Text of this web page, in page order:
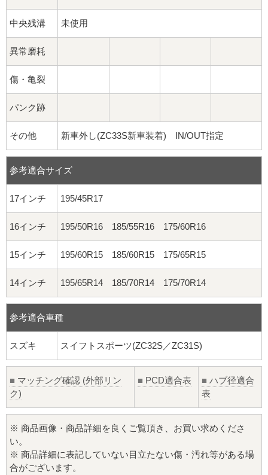
中央残溝 未使用
異常磨耗
傷・亀裂
パンク跡
その他 新車外し(ZC33S新車装着) IN/OUT指定
参考適合サイズ
17インチ 195/45R17
16インチ 195/50R16 185/55R16 175/60R16
15インチ 195/60R15 185/60R15 175/65R15
14インチ 195/65R14 185/70R14 175/70R14
参考適合車種
スズキ スイフトスポーツ(ZC32S／ZC31S)
■ マッチング確認 (外部リン
ク)
■ PCD適合表 ■ ハブ径適合
表
※ 商品画像・商品詳細を良くご覧頂き、お買い求めくださ
い。
※ 商品詳細に表記していない目立たない傷・汚れ等がある場
合がございます。